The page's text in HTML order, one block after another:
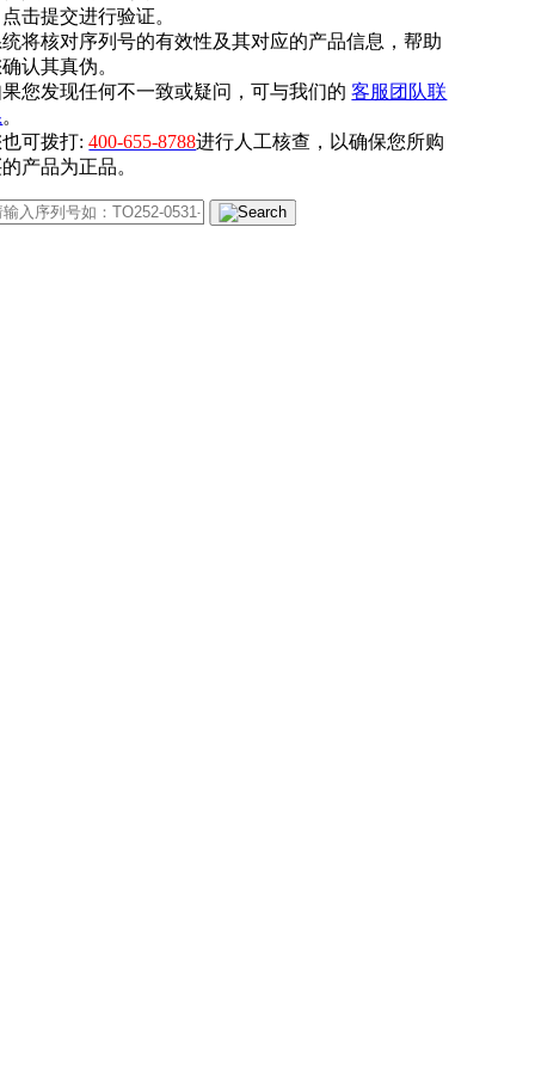
点击提交进行验证。
将核对序列号的有效性及其对应的产品信息，帮助
认其真伪。
您发现任何不一致或疑问，可与我们的客服团队联
。
也可拨打:400-655-8788进行人工核查，以确保您所购
产品为正品。